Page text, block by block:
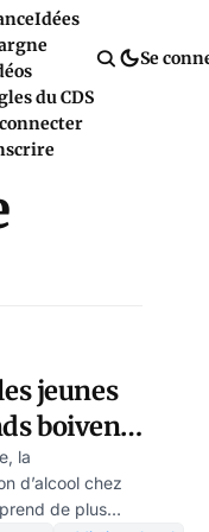
Idées
du CDS
Se
jeunes
boivent
la
d’alcool chez
de plus